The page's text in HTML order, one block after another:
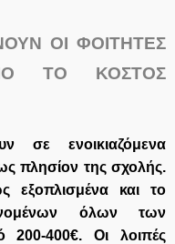
ΟΙ ΦΟΙΤΗΤΕΣ
ΤΟ ΚΟΣΤΟΣ
σε ενοικιαζόμενα
πλησίον της σχολής.
εξοπλισμένα και το
όλων των
200-400€. Οι λοιπές